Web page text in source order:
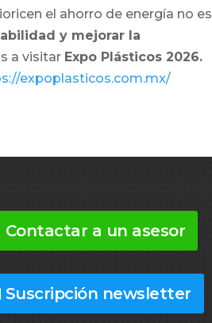
el ahorro de energía no es
y mejorar la
a visitar Expo Plásticos 2026.
expoplasticos.com.mx/
Contactar a un asesor
Suscripción newsletter